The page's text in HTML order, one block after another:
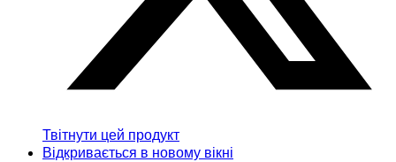
Твітнути цей продукт
Відкривається в новому вікні